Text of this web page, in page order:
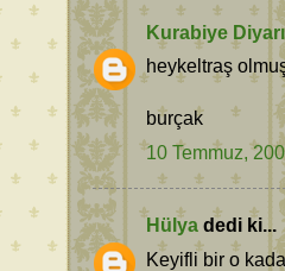
Kurabiye Diyarı
heykeltraş
burçak
10 Temmuz,
Hülya dedi ki...
Keyifli bir o